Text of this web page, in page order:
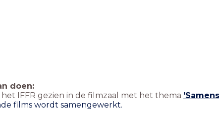
doen:
IFFR gezien in de filmzaal met het thema
films wordt samengewerkt.